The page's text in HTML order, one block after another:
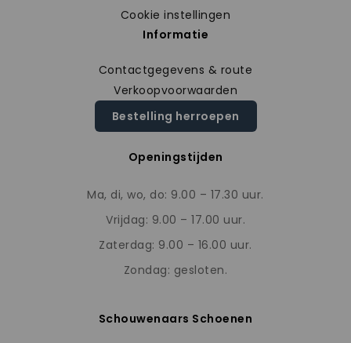
Cookie instellingen
Informatie
Contactgegevens & route
Verkoopvoorwaarden
Bestelling herroepen
Openingstijden
Ma, di, wo, do: 9.00 – 17.30 uur.
Vrijdag: 9.00 – 17.00 uur.
Zaterdag: 9.00 – 16.00 uur.
Zondag: gesloten.
Schouwenaars Schoenen